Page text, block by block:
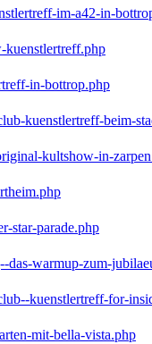
im-a42-in-
kuenstlertreff.php
in-bottrop.php
kuenstlertreff-beim-
kultshow-in-
star-parade.php
das-warmup-zum-
kuenstlertreff-for-
mit-bella-vista.php